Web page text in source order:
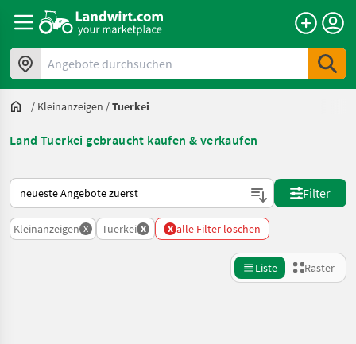
Angebote durchsuchen
/ Kleinanzeigen /Tuerkei
Land Tuerkei gebraucht kaufen & verkaufen
So wird auf Landwirt.com sortiert
Filter
Kleinanzeigen x Tuerkei x x alle Filter löschen
Liste Raster